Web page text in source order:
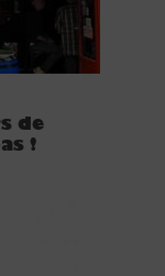
de
!